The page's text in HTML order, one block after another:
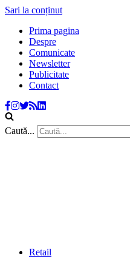
Sari la conținut
Prima pagina
Despre
Comunicate
Newsletter
Publicitate
Contact
Caută...
Retail